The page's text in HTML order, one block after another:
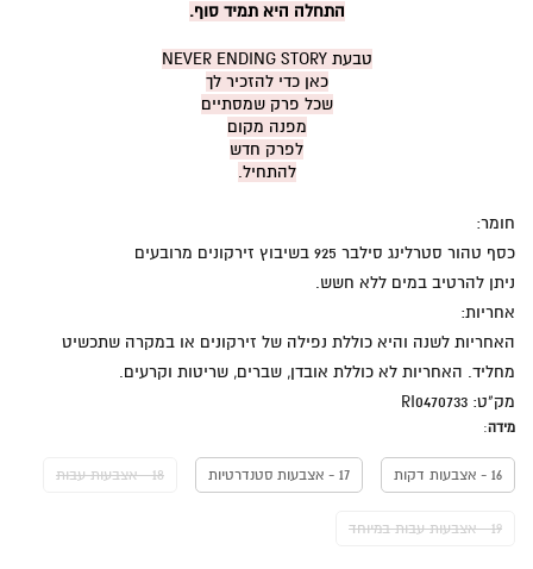
התחלה היא תמיד סוף.
טבעת NEVER ENDING STORY
כאן כדי להזכיר לך
שכל פרק שמסתיים
מפנה מקום
לפרק חדש
להתחיל.
חומר:
כסף טהור סטרלינג סילבר 925 בשיבוץ זירקונים מרובעים
ניתן להרטיב במים ללא חשש.
אחריות:
האחריות לשנה והיא כוללת נפילה של זירקונים או במקרה שתכשיט
מחליד. האחריות לא כוללת אובדן, שברים, שריטות וקרעים.
מק"ט: RI0470733
מידה:
16 - אצבעות דקות 17 - אצבעות סטנדרטיות 18 - אצבעות עבות
19 - אצבעות עבות במיוחד